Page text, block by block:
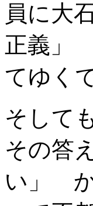
員に大
正義」
てゆく
そして
その答
い」 か